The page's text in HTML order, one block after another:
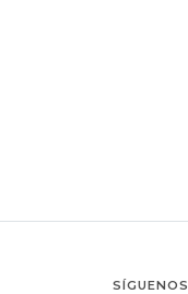
SÍGUENOS